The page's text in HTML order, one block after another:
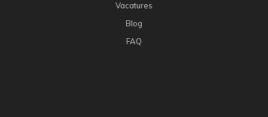
Vacatures
Blog
FAQ